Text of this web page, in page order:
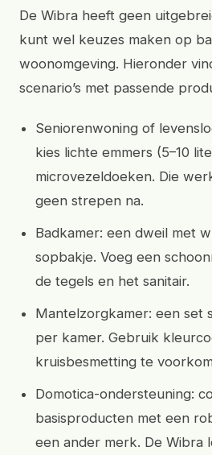
De Wibra heeft geen
kunt wel keuzes maken op
woonomgeving. Hieronder
scenario’s met passende
Seniorenwoning of
kies lichte emmers (5–10
microvezeldoeken. Die
geen strepen na.
Badkamer: een dweil met
sopbakje. Voeg een
de tegels en het sanitair.
Mantelzorgkamer: een set
per kamer. Gebruik
kruisbesmetting te
Domotica-ondersteuning:
basisproducten met een
een ander merk. De Wibra